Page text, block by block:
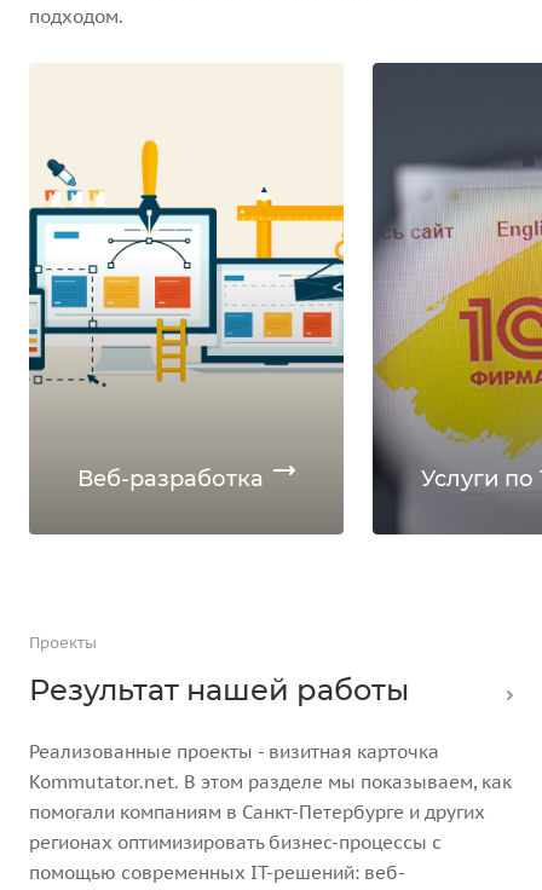
подходом.
Веб-разработка Услуги по
Проекты
Результат нашей работы
Реализованные проекты - визитная карточка
Kommutator.net. В этом разделе мы показываем, как
помогали компаниям в Санкт-Петербурге и других
регионах оптимизировать бизнес-процессы с
помощью современных IT-решений: веб-